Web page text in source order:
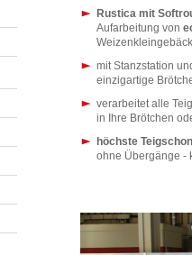
Rustica mit
Aufarbeitung von
mit Stanzstation
einzigartige
verarbeitet alle
in Ihre Brötchen
höchste
ohne Übergänge -